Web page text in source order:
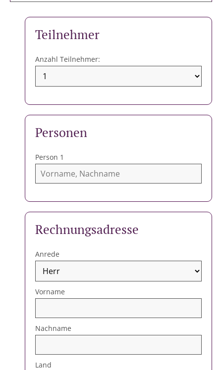
Teilnehmer
Anzahl Teilnehmer:
Personen
Person 1
Rechnungsadresse
Anrede
Vorname
Nachname
Land